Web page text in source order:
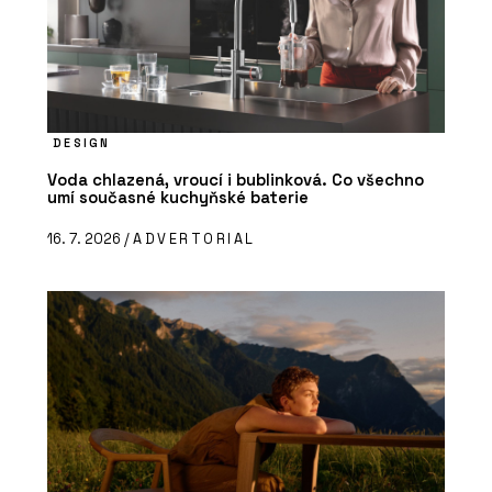
DESIGN
Voda chlazená, vroucí i bublinková. Co všechno
umí současné kuchyňské baterie
16. 7. 2026 /ADVERTORIAL